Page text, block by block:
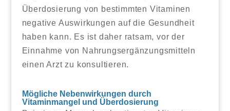
Überdosierung von bestimmten Vitaminen
negative Auswirkungen auf die Gesundheit
haben kann. Es ist daher ratsam, vor der
Einnahme von Nahrungsergänzungsmitteln
einen Arzt zu konsultieren.
Mögliche Nebenwirkungen durch
Vitaminmangel und Überdosierung